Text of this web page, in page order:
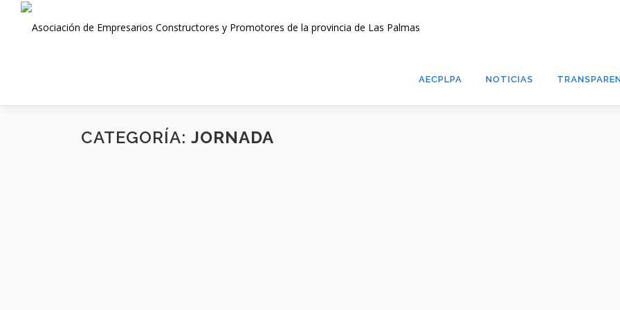
Saltar
AECPLPA NOTICIAS
CATEGORÍA: JORNADA